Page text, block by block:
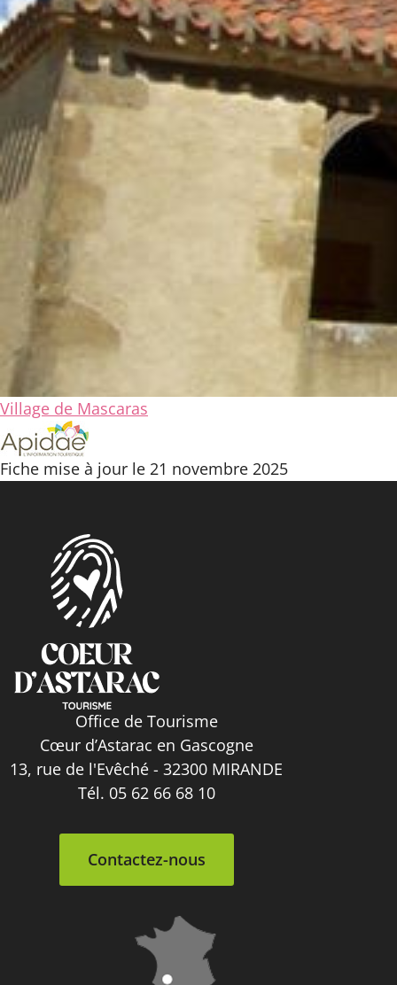
Village de Mascaras
Fiche mise à jour le 21 novembre 2025
Office de Tourisme
Cœur d’Astarac en Gascogne
13, rue de l'Evêché - 32300 MIRANDE
Tél. 05 62 66 68 10
Contactez-nous